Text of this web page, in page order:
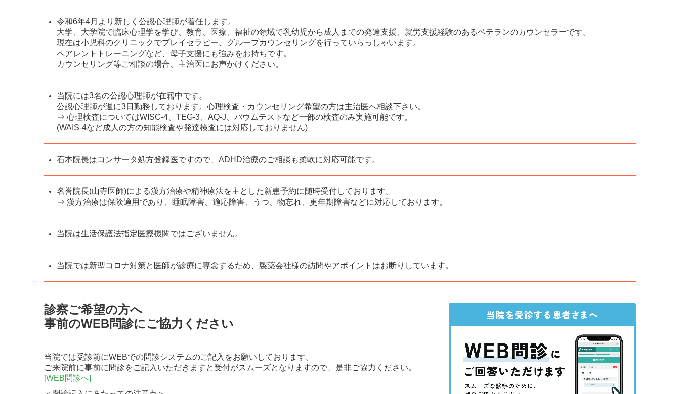
令和6年4月より新しく公認心理師が着任します。
大学、大学院で臨床心理学を学び、教育、医療、福祉の領域で乳幼児から 成人までの発達支援、就労支援経験のあるベテランのカウンセラーです。
現在は小児科のクリニックでプレイセラピー、グループカウンセリングを行っていらっしゃいます。
ペアレントトレーニングなど、母子支援にも強みをお持ちです。
カウンセリング等ご相談の場合、主治医にお声かけください。
当院には3名の公認心理師が在籍中です。
公認心理師が週に3日勤務しております。心理検査・カウンセリング希望の方は主治医へ相談下さい。
⇒ 心理検査についてはWISC-4、TEG-3、AQ-J、バウムテストなど一部の検査のみ実施可能です。
(WAIS-4など成人の方の知能検査や発達検査には対応しておりません)
石本院長はコンサータ処方登録医ですので、ADHD治療のご相談も柔軟に対応可能です。
名誉院長(山寺医師)による漢方治療や精神療法を主とした新患予約に随時受付しております。
⇒ 漢方治療は保険適用であり、睡眠障害、適応障害、うつ、物忘れ、更年期障害などに対応しております。
当院は生活保護法指定医療機関ではございません。
当院では新型コロナ対策と医師が診療に専念するため、製薬会社様の訪問やアポイントはお断りしています。
診察ご希望の方へ
事前のWEB問診にご協力ください
当院では受診前にWEBでの問診システムのご記入をお願いしております。
ご来院前に事前に問診をご記入いただきますと受付がスムーズとなりますので、是非ご協力ください。
[WEB問診へ]